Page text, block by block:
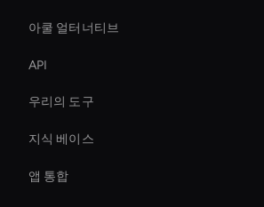
아쿨 얼터너티브
API
우리의 도구
지식 베이스
앱 통합